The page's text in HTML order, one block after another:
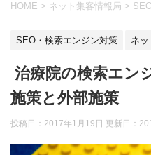
HOME > ネット集客情報局 >
SEO・検索エンジン対策 ネ
治療院の検索エン
施策と外部施策
投稿日：2017年1月19日 更新日：